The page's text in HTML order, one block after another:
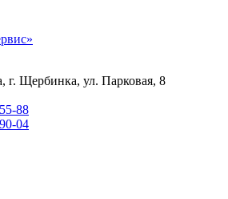
г. Щербинка, ул. Парковая, 8
88
04